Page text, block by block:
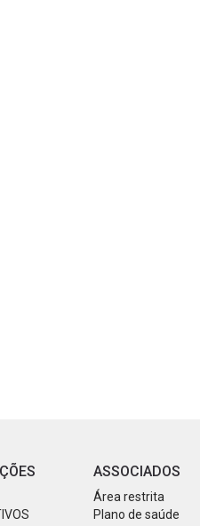
ASSOCIADOS
Área restrita
Plano de saúde